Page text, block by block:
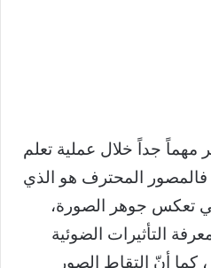
مهماً جداً خلال عملية تعلم
فالمصور المحترف هو الذي
تعكس جوهر الصورة،
التأثيرات الضوئية
كما أنّ التقاط الصور